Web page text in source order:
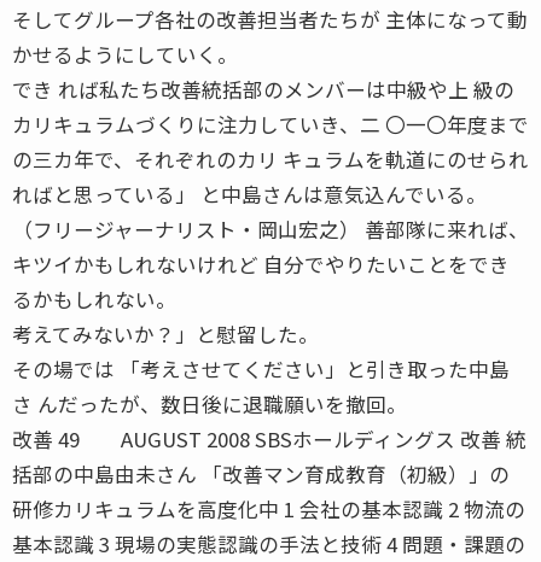
そしてグループ各社の改善担当者たちが 主体になって動
かせるようにしていく。
でき れば私たち改善統括部のメンバーは中級や上 級の
カリキュラムづくりに注力していき、二 〇一〇年度まで
の三カ年で、それぞれのカリ キュラムを軌道にのせられ
ればと思っている」 と中島さんは意気込んでいる。
（フリージャーナリスト・岡山宏之） 善部隊に来れば、
キツイかもしれないけれど 自分でやりたいことをでき
るかもしれない。
考えてみないか？」と慰留した。
その場では 「考えさせてください」と引き取った中島
さ んだったが、数日後に退職願いを撤回。
改善 49 AUGUST 2008 SBSホールディングス 改善 統
括部の中島由未さん 「改善マン育成教育（初級）」の
研修カリキュラムを高度化中 1 会社の基本認識 2 物流の
基本認識 3 現場の実態認識の手法と技術 4 問題・課題の